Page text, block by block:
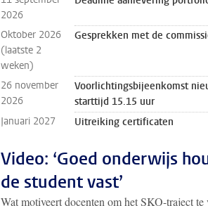
2026
Oktober 2026
(laatste 2
weken)
Gesprekken met de
26 november
2026
Voorlichtingsbijeenkomst
starttijd 15.15 uur
Januari 2027
Uitreiking certificaten
Video: ‘Goed onderwijs
de student vast’
Wat motiveert docenten om het SKO-traject